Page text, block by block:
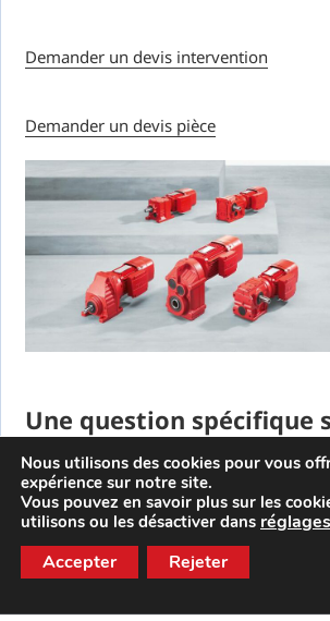
Demander un devis intervention
Demander un devis pièce
Une question spécifique
les moto-réducteurs ?
Besoin d’aide concernant le choix ou les
spécificités de votre moto-réducteur​.
Nous utilisons des cookies pour vous
expérience sur notre site.
Vous pouvez en savoir plus sur les
utilisons ou les désactiver dans réglages
Accepter Rejeter